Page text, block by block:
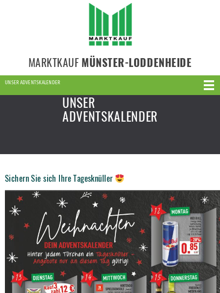
MARKTKAUF MÜNSTER-LODDENHEIDE
UNSER ADVENTSKALENDER
UNSER
ADVENTSKALENDER
Sichern Sie sich Ihre Tagesknüller